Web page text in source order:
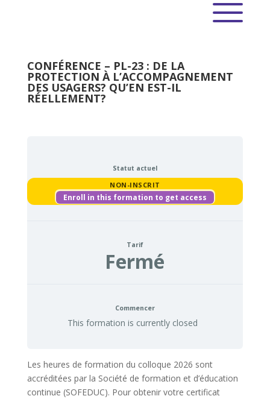
CONFÉRENCE – PL-23 : DE LA
PROTECTION À L’ACCOMPAGNEMENT
DES USAGERS? QU’EN EST-IL
RÉELLEMENT?
Statut actuel
NON-INSCRIT
Enroll in this formation to get access
Tarif
Fermé
Commencer
This formation is currently closed
Les heures de formation du colloque 2026 sont
accréditées par la Société de formation et d’éducation
continue (SOFEDUC). Pour obtenir votre certificat